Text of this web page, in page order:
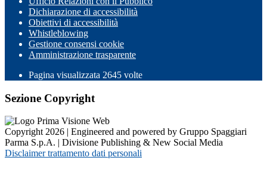
Dichiarazione di accessibilità
Obiettivi di accessibilità
Whistleblowing
Gestione consensi cookie
Amministrazione trasparente
Pagina visualizzata 2645 volte
Sezione Copyright
Copyright 2026 | Engineered and powered by Gruppo Spaggiari
Parma S.p.A. | Divisione Publishing & New Social Media
Disclaimer trattamento dati personali